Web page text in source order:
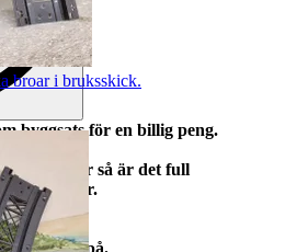
byggsats för en billig peng.
få delar så är det full
det rör.
broar i bruksskick.